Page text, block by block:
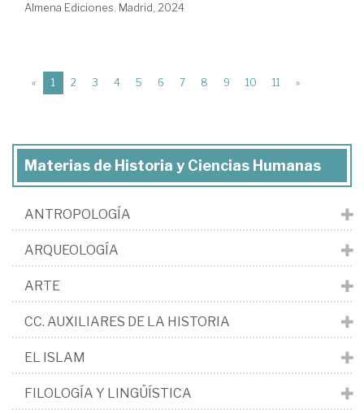
Almena Ediciones. Madrid, 2024
« 1 (current)
2 3 4 5 6 7 8 9 10 11 »
Materias de Historia y Ciencias Humanas
ANTROPOLOGÍA
ARQUEOLOGÍA
ARTE
CC. AUXILIARES DE LA HISTORIA
EL ISLAM
FILOLOGÍA Y LINGÜÍSTICA